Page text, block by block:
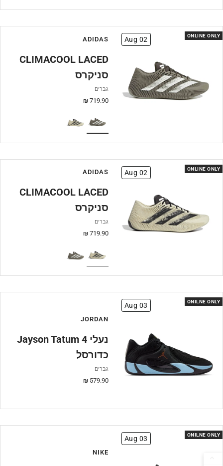
45
46
ONLINE ONLY
Aug 02
ADIDAS
CLIMACOOL LACED
סניקרס
גברים
מחיר
719.90 ₪
ONLINE ONLY
Aug 02
ADIDAS
CLIMACOOL LACED
סניקרס
גברים
מחיר
719.90 ₪
ONILNE ONLY
Aug 03
JORDAN
Jayson Tatum 4 נעלי
כדורסל
גברים
מחיר
579.90 ₪
ONILNE ONLY
Aug 03
NIKE